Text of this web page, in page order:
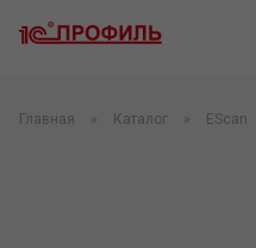
Главная Каталог EScan